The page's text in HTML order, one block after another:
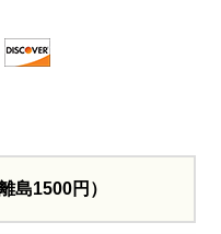
島1500円）